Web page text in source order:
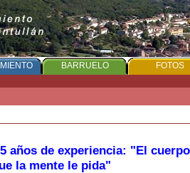
BARRUELO FOTOS
años de experiencia: "El
la mente le pida"